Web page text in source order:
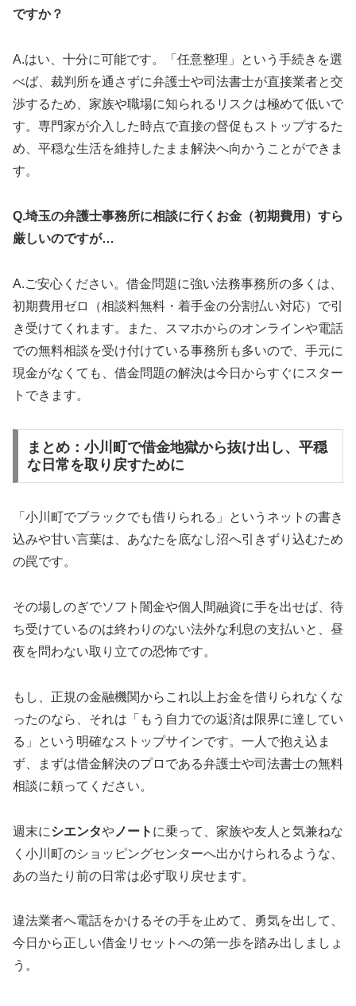
ですか？
A.はい、十分に可能です。「任意整理」という手続きを選
べば、裁判所を通さずに弁護士や司法書士が直接業者と交
渉するため、家族や職場に知られるリスクは極めて低いで
す。専門家が介入した時点で直接の督促もストップするた
め、平穏な生活を維持したまま解決へ向かうことができま
す。
Q.埼玉の弁護士事務所に相談に行くお金（初期費用）すら
厳しいのですが…
A.ご安心ください。借金問題に強い法務事務所の多くは、
初期費用ゼロ（相談料無料・着手金の分割払い対応）で引
き受けてくれます。また、スマホからのオンラインや電話
での無料相談を受け付けている事務所も多いので、手元に
現金がなくても、借金問題の解決は今日からすぐにスター
トできます。
まとめ：小川町で借金地獄から抜け出し、平穏
な日常を取り戻すために
「小川町でブラックでも借りられる」というネットの書き
込みや甘い言葉は、あなたを底なし沼へ引きずり込むため
の罠です。
その場しのぎでソフト闇金や個人間融資に手を出せば、待
ち受けているのは終わりのない法外な利息の支払いと、昼
夜を問わない取り立ての恐怖です。
もし、正規の金融機関からこれ以上お金を借りられなくな
ったのなら、それは「もう自力での返済は限界に達してい
る」という明確なストップサインです。一人で抱え込ま
ず、まずは借金解決のプロである弁護士や司法書士の無料
相談に頼ってください。
週末にシエンタや ノート に乗って、家族や友人と気兼ねな
く小川町のショッピングセンターへ出かけられるような、
あの当たり前の日常は必ず取り戻せます。
違法業者へ電話をかけるその手を止めて、勇気を出して、
今日から正しい借金リセットへの第一歩を踏み出しましょ
う。